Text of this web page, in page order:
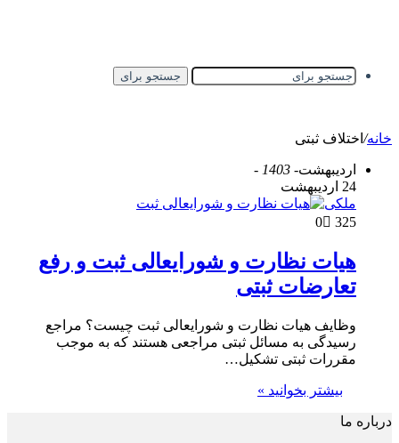
جستجو برای
خانه/ اختلاف ثبتی
اردیبهشت- 1403 -
24 اردیبهشت
ملکی
0
325
هیات نظارت و شورایعالی ثبت و رفع
تعارضات ثبتی
وظایف هیات نظارت و شورایعالی ثبت چیست؟ مراجع
رسیدگی به مسائل ثبتی مراجعی هستند که به موجب
مقررات ثبتی تشکیل…
بیشتر بخوانید »
درباره ما